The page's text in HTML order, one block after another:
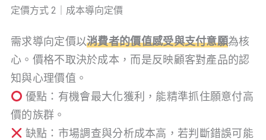
定價方式 2｜成本導向定價
需求導向定價以消費者的價值感受與支付意願為核
心。價格不取決於成本，而是反映顧客對產品的認
知與心理價值。
優點：有機會最大化獲利，能精準抓住願意付高
價的族群。
缺點：市場調查與分析成本高，若判斷錯誤可能